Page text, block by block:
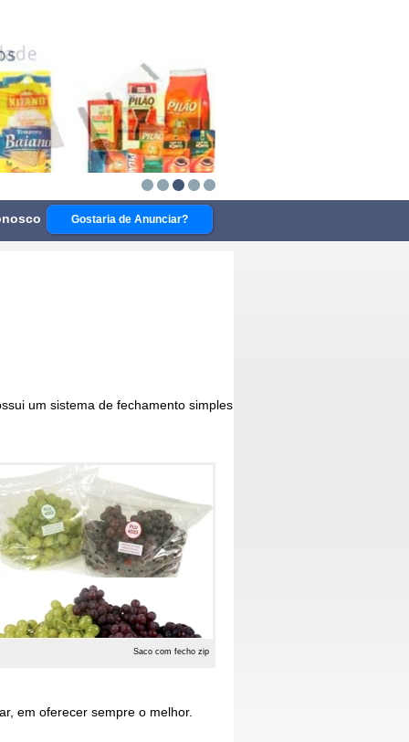
Gostaria de Anunciar?
um sistema de fechamento simples
Saco com fecho zip
em oferecer sempre o melhor.